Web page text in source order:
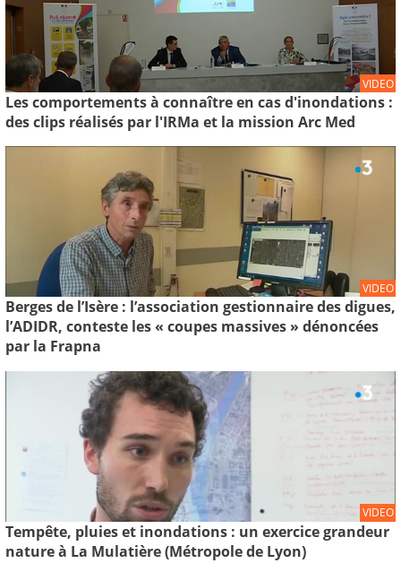
VIDEO
Les comportements à connaître en cas d'inondations :
des clips réalisés par l'IRMa et la mission Arc Med
VIDEO
Berges de l’Isère : l’association gestionnaire des digues,
l’ADIDR, conteste les « coupes massives » dénoncées
par la Frapna
VIDEO
Tempête, pluies et inondations : un exercice grandeur
nature à La Mulatière (Métropole de Lyon)